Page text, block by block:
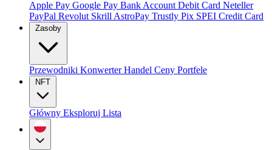
Apple Pay Google Pay Bank Account Debit Card Neteller
PayPal Revolut Skrill AstroPay Trustly Pix SPEI Credit Card
Zasoby
Przewodniki KonwerterHandel Ceny Portfele
NFT
Główny Eksploruj Lista